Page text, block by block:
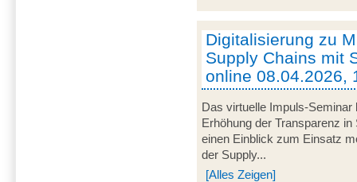
Digitalisierung zu
Supply Chains mit
online 08.04.2026,
Das virtuelle Impuls-Seminar
Erhöhung der Transparenz
einen Einblick zum Einsatz
der Supply...
[Alles Zeigen]